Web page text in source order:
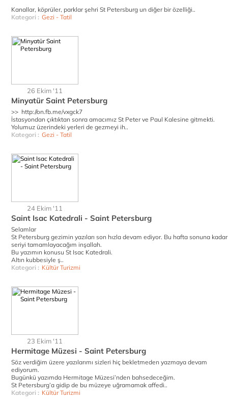
Kanallar, köprüler, parklar şehri St Petersburg un diğer bir özelliği..
Kategori : Gezi - Tatil
26 Ekim '11
Minyatür Saint Petersburg
>> http://on.fb.me/vxgck7
İstasyondan çıktıktan sonra amacımız St Peter ve Paul Kalesine gitmekti.
Yolumuz üzerindeki yerleri de gezmeyi ih..
Kategori : Gezi - Tatil
24 Ekim '11
Saint Isac Katedrali - Saint Petersburg
Selamlar
St Petersburg gezimin yazıları son hızla devam ediyor. Bu hafta sonuna kadar
seriyi tamamlayacağım inşallah.
Bu yazımın konusu St Isac Katedrali.
Altın kubbesiyle ş..
Kategori : Kültür Turizmi
23 Ekim '11
Hermitage Müzesi - Saint Petersburg
Söz verdiğim üzere yazılarımı sizleri hiç bekletmeden yazmaya devam
ediyorum.
Bugünkü yazımda Hermitage Müzesi’nden bahsedeceğim.
St Petersburg’a gidip de bu müzeye uğramamak affedi..
Kategori : Kültür Turizmi